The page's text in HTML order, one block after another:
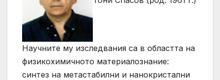
Научните му изследвания са в областта на
физикохимичното материалознание:
синтез на метастабилни и нанокристални